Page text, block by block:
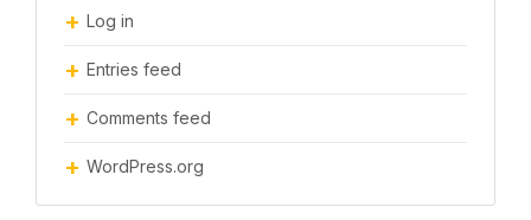
Log in
Entries feed
Comments feed
WordPress.org